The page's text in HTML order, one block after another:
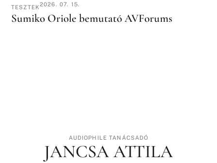
TESZTEK2026. 07. 15.
Sumiko Oriole bemutató AVForums
AUDIOPHILE TANÁCSADÓ
JANCSA ATTILA